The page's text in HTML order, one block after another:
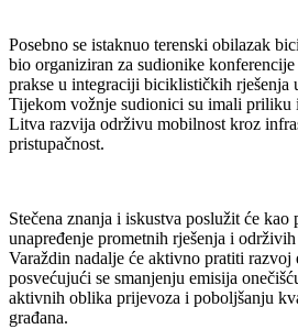
Posebno se istaknuo terenski obilazak
bio organiziran za sudionike
prakse u integraciji biciklističkih rješenja
Tijekom vožnje sudionici su imali priliku
Litva razvija održivu mobilnost kroz
pristupačnost.
Stečena znanja i iskustva poslužit će kao
unapređenje prometnih rješenja i
Varaždin nadalje će aktivno pratiti
posvećujući se smanjenju emisija
aktivnih oblika prijevoza i poboljšanju
građana.